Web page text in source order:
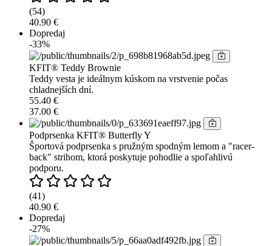
(54)
40.90 €
Dopredaj
-33%
KFIT® Teddy Brownie
Teddy vesta je ideálnym kúskom na vrstvenie počas
chladnejších dní.
55.40 €
37.00 €
Podprsenka KFIT® Butterfly Y
Športová podprsenka s pružným spodným lemom a "racer-
back" strihom, ktorá poskytuje pohodlie a spoľahlivú
podporu.
(41)
40.90 €
Dopredaj
-27%